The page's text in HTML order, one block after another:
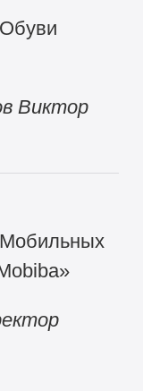
Виктор
Мобильных